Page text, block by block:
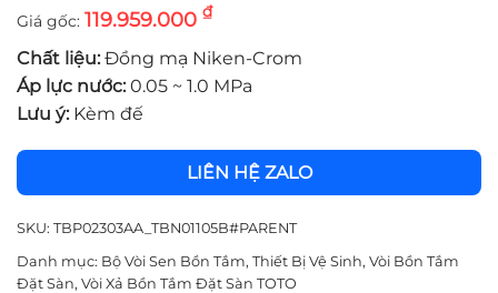
119.959.000 ₫
Chất liệu: Đồng mạ Niken-Crom
Áp lực nước: 0.05 ~ 1.0 MPa
Lưu ý: Kèm đế
LIÊN HỆ ZALO
SKU: TBP02303AA_TBN01105B#PARENT
Danh mục: Bộ Vòi Sen Bồn Tắm, Thiết Bị Vệ Sinh, Vòi Bồn Tắm
Đặt Sàn, Vòi Xả Bồn Tắm Đặt Sàn TOTO